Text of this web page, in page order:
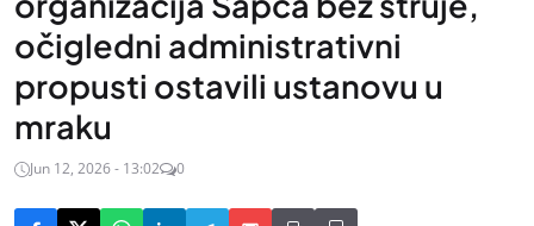
očigledni administrativni
propusti ostavili ustanovu u
mraku
Jun 12, 2026 - 13:02 0